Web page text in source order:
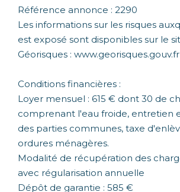
Référence annonce : 2290
Les informations sur les risques
est exposé sont disponibles sur le
Géorisques : www.georisques.gouv.fr
Conditions financières :
Loyer mensuel : 615 € dont 30 de
comprenant l'eau froide, entretien
des parties communes, taxe
ordures ménagères.
Modalité de récupération des
avec régularisation annuelle
Dépôt de garantie : 585 €